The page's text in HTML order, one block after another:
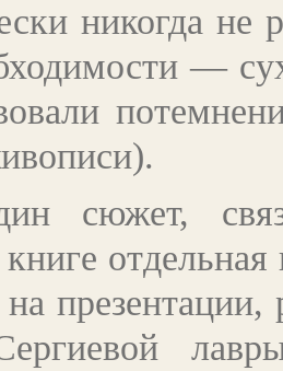
никогда не
—
сюжет,
на